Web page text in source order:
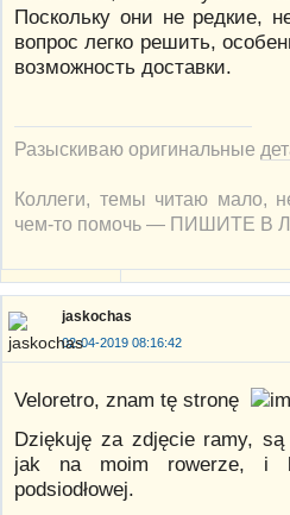
Поскольку они не редкие,
вопрос легко решить,
возможность доставки.
Разыскиваю оригинальные
Коллеги, темы читаю мало,
чем-то помочь — ПИШИТЕ В
jaskochas
02-04-2019 08:16:42
Veloretro, znam tę stronę
Dziękuję za zdjęcie ramy,
jak na moim rowerze, i
podsiodłowej.